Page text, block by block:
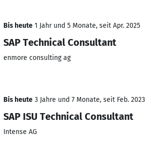
Bis heute 1 Jahr und 5 Monate, seit Apr. 2025
SAP Technical Consultant
enmore consulting ag
Bis heute 3 Jahre und 7 Monate, seit Feb. 2023
SAP ISU Technical Consultant
Intense AG